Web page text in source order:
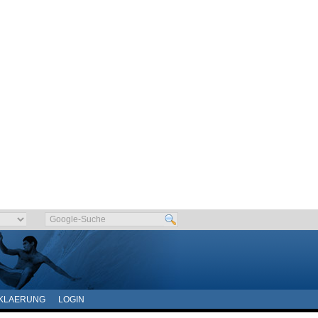
LOGIN